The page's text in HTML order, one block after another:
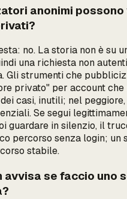
anonimi
no. La storia non è su
una richiesta non
Gli strumenti che
privato" per account che
casi, inutili; nel
Se segui
guardare in silenzio, il
percorso senza login; un
stabile.
avvisa se faccio uno